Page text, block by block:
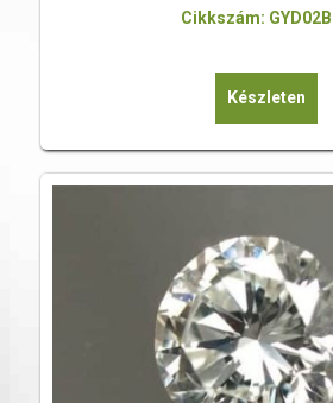
Cikkszám:
Készleten